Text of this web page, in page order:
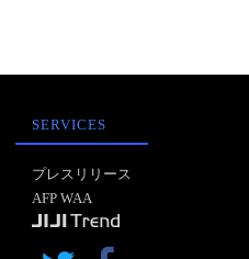
SERVICES
プレスリリース
AFP WAA